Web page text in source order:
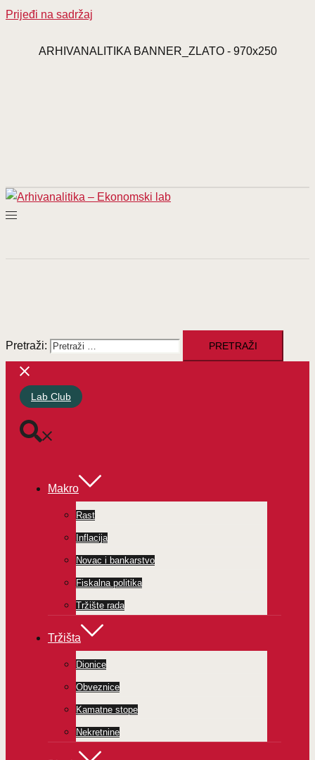
Prijeđi na sadržaj
ARHIVANALITIKA BANNER_ZLATO - 970x250
Pretraži:
Lab Club
Makro
Rast
Inflacija
Novac i bankarstvo
Fiskalna politika
Tržište rada
Tržišta
Dionice
Obveznice
Kamatne stope
Nekretnine